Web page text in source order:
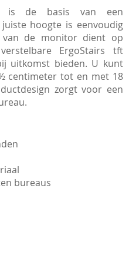
is de basis van een
hoogte is eenvoudig
de monitor dient op
ErgoStairs tft
uitkomst bieden. U kunt
centimeter tot en met 18
zorgt voor een
bureaus